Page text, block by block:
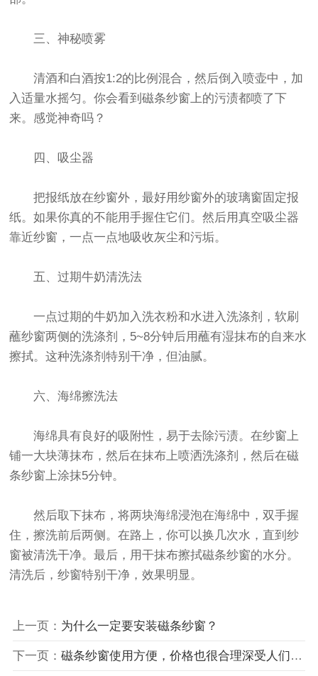
三、神秘喷雾
清酒和白酒按1:2的比例混合，然后倒入喷壶中，加
入适量水摇匀。你会看到磁条纱窗上的污渍都喷了下
来。感觉神奇吗？
四、吸尘器
把报纸放在纱窗外，最好用纱窗外的玻璃窗固定报
纸。如果你真的不能用手握住它们。然后用真空吸尘器
靠近纱窗，一点一点地吸收灰尘和污垢。
五、过期牛奶清洗法
一点过期的牛奶加入洗衣粉和水进入洗涤剂，软刷
蘸纱窗两侧的洗涤剂，5~8分钟后用蘸有湿抹布的自来水
擦拭。这种洗涤剂特别干净，但油腻。
六、海绵擦洗法
海绵具有良好的吸附性，易于去除污渍。在纱窗上
铺一大块薄抹布，然后在抹布上喷洒洗涤剂，然后在磁
条纱窗上涂抹5分钟。
然后取下抹布，将两块海绵浸泡在海绵中，双手握
住，擦洗前后两侧。在路上，你可以换几次水，直到纱
窗被清洗干净。最后，用干抹布擦拭磁条纱窗的水分。
清洗后，纱窗特别干净，效果明显。
上一页： 为什么一定要安装磁条纱窗？
下一页： 磁条纱窗使用方便，价格也很合理深受人们的喜爱